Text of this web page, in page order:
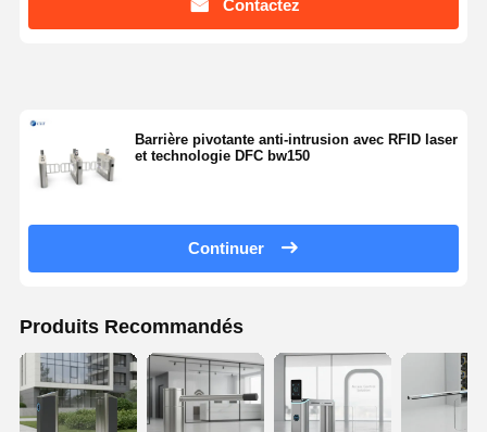
Contactez
Barrière pivotante anti-intrusion avec RFID laser
et technologie DFC bw150
Continuer
Produits Recommandés